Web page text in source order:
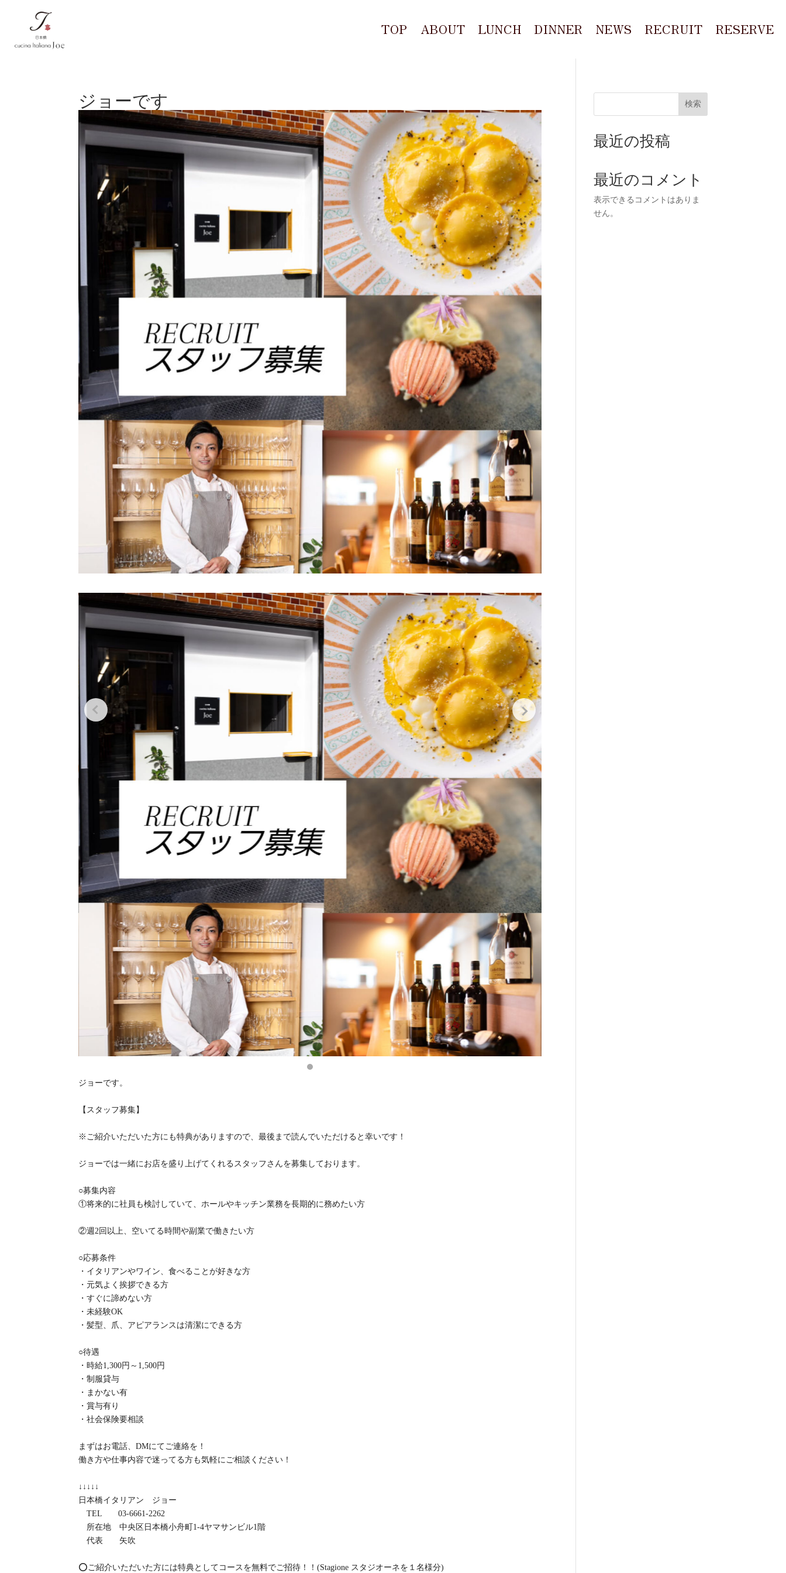
TOP ABOUT LUNCH DINNER NEWS RECRUIT RESERVE
ジョーです
ジョーです。
【スタッフ募集】
※ご紹介いただいた方にも特典がありますので、最後まで読んでいただけると幸いです！
ジョーでは一緒にお店を盛り上げてくれるスタッフさんを募集しております。
○募集内容
①将来的に社員も検討していて、ホールやキッチン業務を長期的に務めたい方
②週2回以上、空いてる時間や副業で働きたい方
○応募条件
・イタリアンやワイン、食べることが好きな方
・元気よく挨拶できる方
・すぐに諦めない方
・未経験OK️
・髪型、爪、アピアランスは清潔にできる方
○待遇
・時給1,300円～1,500円
・制服貸与
・まかない有
・賞与有り
・社会保険要相談
まずはお電話、DMにてご連絡を！
働き方や仕事内容で迷ってる方も気軽にご相談ください！
↓↓↓↓↓
日本橋イタリアン ジョー
TEL 03-6661-2262
所在地 中央区日本橋小舟町1-4ヤマサンビル1階
代表 矢吹
⭕️ご紹介いただいた方には特典としてコースを無料でご招待！！(Stagione スタジオーネを１名様分)
検索
最近の投稿
最近のコメント
表示できるコメントはありま
せん。